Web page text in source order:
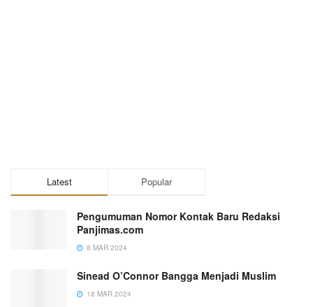
Latest Popular
Pengumuman Nomor Kontak Baru Redaksi
Panjimas.com
8 MAR 2024
Sinead O’Connor Bangga Menjadi Muslim
18 MAR 2024